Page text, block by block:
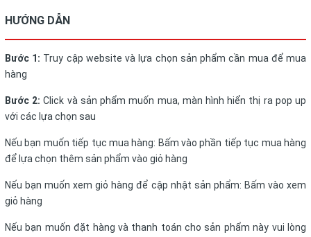
HƯỚNG DẪN
Bước 1: Truy cập website và lựa chọn sản phẩm cần mua để mua
hàng
Bước 2: Click và sản phẩm muốn mua, màn hình hiển thị ra pop up
với các lựa chọn sau
Nếu bạn muốn tiếp tục mua hàng: Bấm vào phần tiếp tục mua hàng
để lựa chọn thêm sản phẩm vào giỏ hàng
Nếu bạn muốn xem giỏ hàng để cập nhật sản phẩm: Bấm vào xem
giỏ hàng
Nếu bạn muốn đặt hàng và thanh toán cho sản phẩm này vui lòng